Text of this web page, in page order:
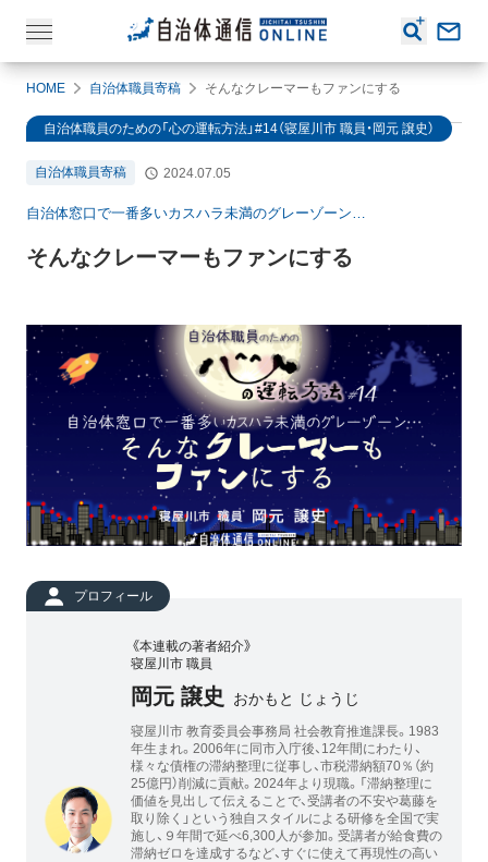
HOME 自治体職員寄稿 そんなクレーマーもファンにする
自治体職員のための「心の運転方法」#14（寝屋川市 職員・岡元 譲史）
自治体職員寄稿 2024.07.05
自治体窓口で一番多いカスハラ未満のグレーゾーン…
そんなクレーマーもファンにする
プロフィール
《本連載の著者紹介》
寝屋川市 職員
岡元 譲史 おかもと じょうじ
寝屋川市 教育委員会事務局 社会教育推進課長。1983
年生まれ。2006年に同市入庁後、12年間にわたり、
様々な債権の滞納整理に従事し、市税滞納額70％（約
25億円）削減に貢献。2024年より現職。「滞納整理に
価値を見出して伝えることで、受講者の不安や葛藤を
取り除く」という独自スタイルによる研修を全国で実
施し、９年間で延べ6,300人が参加。受講者が給食費の
滞納ゼロを達成するなど、すぐに使えて再現性の高い